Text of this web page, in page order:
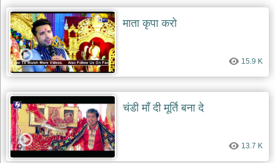
माता कृपा करो
15.9 K
चंडी माँ दी मूर्ति बना दे
13.7 K